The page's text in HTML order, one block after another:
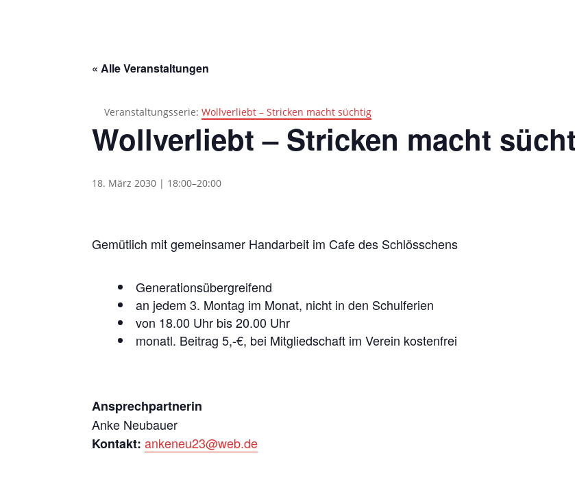
« Alle Veranstaltungen
Veranstaltungsserie:Wollverliebt – Stricken macht süchtig
Wollverliebt – Stricken macht
18. März 2030 | 18:00–20:00
Gemütlich mit gemeinsamer Handarbeit im Cafe des Schlösschens
Generationsübergreifend
an jedem 3. Montag im Monat, nicht in den Schulferien
von 18.00 Uhr bis 20.00 Uhr
monatl. Beitrag 5,-€, bei Mitgliedschaft im Verein kostenfrei
Ansprechpartnerin
Anke Neubauer
Kontakt:ankeneu23@web.de